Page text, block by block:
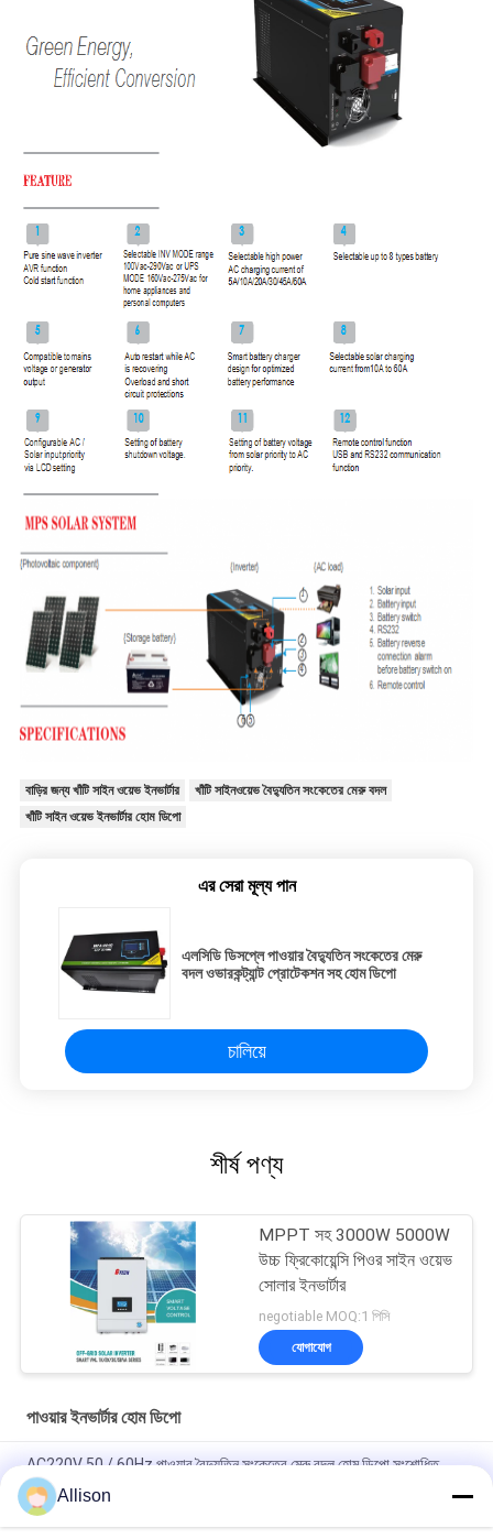
বাড়ির জন্য খাঁটি সাইন ওয়েভ ইনভার্টার
খাঁটি সাইনওয়েভ বৈদ্যুতিন সংকেতের মেরু বদল
খাঁটি সাইন ওয়েভ ইনভার্টার হোম ডিপো
এর সেরা মূল্য পান
এলসিডি ডিসপ্লে পাওয়ার বৈদ্যুতিন সংকেতের মেরু
বদল ওভারকন্ট্যান্ট প্রোটেকশন সহ হোম ডিপো
চালিয়ে
শীর্ষ পণ্য
MPPT সহ 3000W 5000W
উচ্চ ফ্রিকোয়েন্সি পিওর সাইন ওয়েভ
সোলার ইনভার্টার
negotiable MOQ:1 পিসি
যোগাযোগ
পাওয়ার ইনভার্টার হোম ডিপো
AC220V 50 / 60Hz পাওয়ার বৈদ্যুতিন সংকেতের মেরু বদল হোম ডিপো সংশোধিত
সাইন ওয়েভ 3000W 5000B পিআইভি সিরিজ
এক্সএল সিরিজ খাঁটি সাইন ওয়েভ বৈদ্যুতিন সংকেতের মেরু বদল হোম ডিপো, বাড়ির ব্যবহারের
Allison